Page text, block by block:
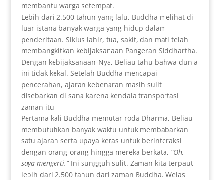
membantu warga setempat.
Lebih dari 2.500 tahun yang lalu, Buddha melihat di
luar istana banyak warga yang hidup dalam
penderitaan. Siklus lahir, tua, sakit, dan mati telah
membangkitkan kebijaksanaan Pangeran Siddhartha.
Dengan kebijaksanaan-Nya, Beliau tahu bahwa dunia
ini tidak kekal. Setelah Buddha mencapai
pencerahan, ajaran kebenaran masih sulit
disebarkan di sana karena kendala transportasi
zaman itu.
Pertama kali Buddha memutar roda Dharma, Beliau
membutuhkan banyak waktu untuk membabarkan
satu ajaran serta upaya keras untuk berinteraksi
dengan orang-orang hingga mereka berkata, “Oh,
saya mengerti.”Ini sungguh sulit. Zaman kita terpaut
lebih dari 2.500 tahun dari zaman Buddha. Welas